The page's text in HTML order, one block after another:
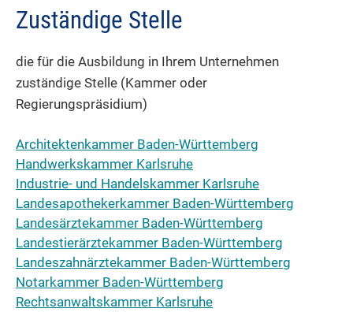
Zuständige Stelle
die für die Ausbildung in Ihrem Unternehmen
zuständige Stelle (Kammer oder
Regierungspräsidium)
Architektenkammer Baden-Württemberg
Handwerkskammer Karlsruhe
Industrie- und Handelskammer Karlsruhe
Landesapothekerkammer Baden-Württemberg
Landesärztekammer Baden-Württemberg
Landestierärztekammer Baden-Württemberg
Landeszahnärztekammer Baden-Württemberg
Notarkammer Baden-Württemberg
Rechtsanwaltskammer Karlsruhe